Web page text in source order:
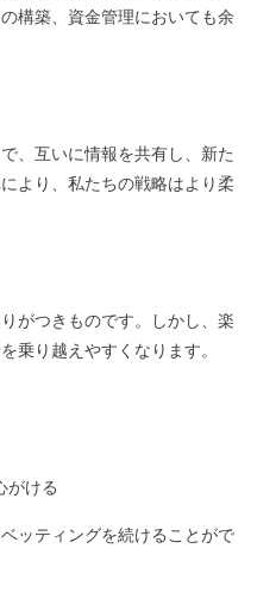
構築、資金管理においても余
、互いに情報を共有し、新た
より、私たちの戦略はより柔
がつきものです。しかし、楽
乗り越えやすくなります。
がける
ッティングを続けることがで